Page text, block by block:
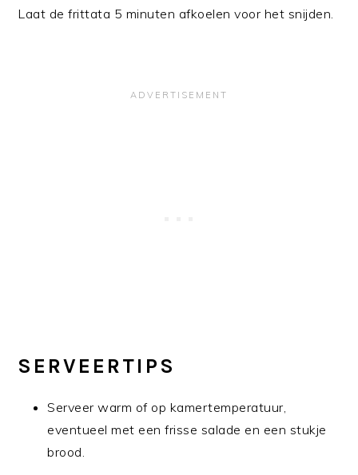
Laat de frittata 5 minuten afkoelen voor het snijden.
SERVEERTIPS
Serveer warm of op kamertemperatuur,
eventueel met een frisse salade en een stukje
brood.